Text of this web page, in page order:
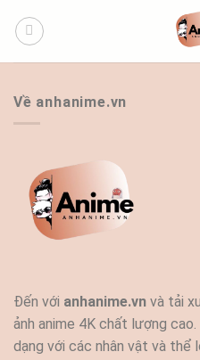
qua
Về anhanime.vn
Đến với anhanime.vn và tải
ảnh anime 4K chất lượng
dạng với các nhân vật và thể